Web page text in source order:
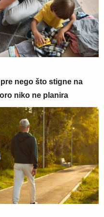
nego što stigne na
niko ne planira